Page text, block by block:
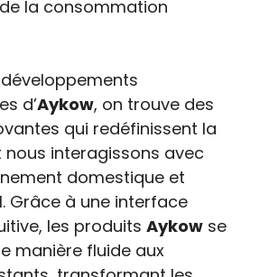
la consommation
d’Aykow, on trouve des
qui redéfinissent la
interagissons avec
domestique et
Grâce à une interface
les produitsAykow se
manière fluide aux